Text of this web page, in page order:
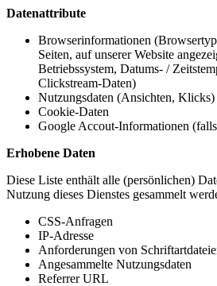
Datenattribute
Browserinformationen
Seiten, auf unserer Website
Betriebssystem, Datums- /
Clickstream-Daten)
Nutzungsdaten (Ansichten, Klicks)
Cookie-Daten
Google Accout-Informationen
Erhobene Daten
Diese Liste enthält alle (persönlichen)
Nutzung dieses Dienstes gesammelt
CSS-Anfragen
IP-Adresse
Anforderungen von
Angesammelte Nutzungsdaten
Referrer URL